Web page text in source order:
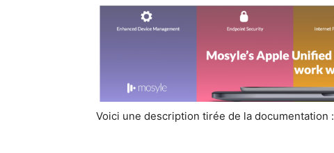
Voici une description tirée de la documentation :